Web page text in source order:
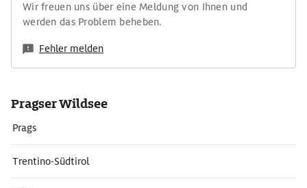
Wir freuen uns über eine Meldung von Ihnen und
werden das Problem beheben.
Fehler melden
Pragser Wildsee
Prags
Trentino-Südtirol